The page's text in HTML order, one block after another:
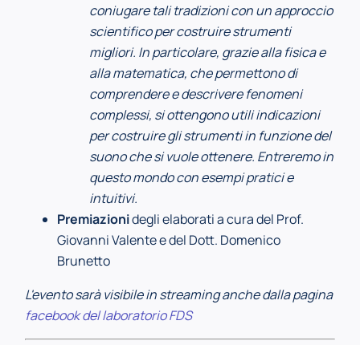
coniugare tali tradizioni con un approccio
scientifico per costruire strumenti
migliori. In particolare, grazie alla fisica e
alla matematica, che permettono di
comprendere e descrivere fenomeni
complessi, si ottengono utili indicazioni
per costruire gli strumenti in funzione del
suono che si vuole ottenere. Entreremo in
questo mondo con esempi pratici e
intuitivi.
Premiazionidegli elaborati a cura del Prof.
Giovanni Valente e del Dott. Domenico
Brunetto
L'evento sarà visibile in streaming anche dalla pagina
facebook del laboratorio FDS